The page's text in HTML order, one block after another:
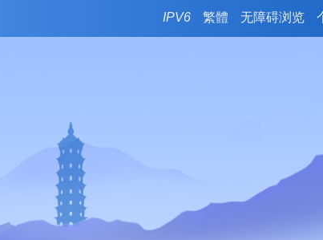
IPV6 繁體 无障碍浏览